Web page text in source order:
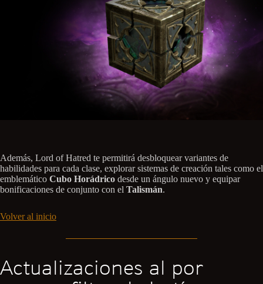
Además, Lord of Hatred te permitirá desbloquear variantes de
habilidades para cada clase, explorar sistemas de creación tales como el
emblemático Cubo Horádrico desde un ángulo nuevo y equipar
bonificaciones de conjunto con el Talismán.
Volver al inicio
Actualizaciones al por